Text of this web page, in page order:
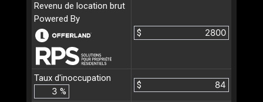
Revenu de location brut
Powered By
$
Taux d'inoccupation
%
$